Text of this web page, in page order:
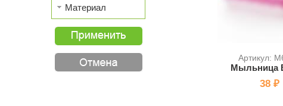
Материал
Артикул:
Мыльница
38 ₽